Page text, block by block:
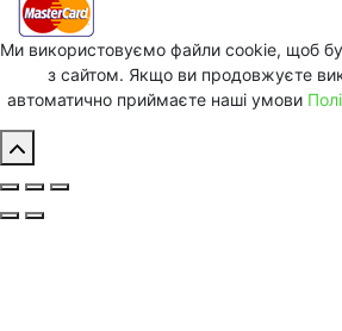
Ми використовуємо файли cookie, щоб
з сайтом. Якщо ви продовжуєте
автоматично приймаєте наші умови